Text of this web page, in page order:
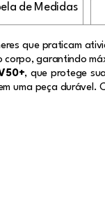
de Medidas
que praticam
garantindo
, que protege
uma peça